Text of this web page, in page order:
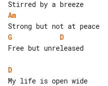
Am
G
D
Free but unreleased
D